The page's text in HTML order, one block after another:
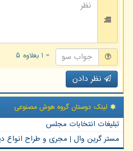
= ۱ بعلاوه ۵
نظر دادن
لینک دوستان گروه هوش مصنوعی
تبلیغات انتخابات مجلس
مستر گرین وال | مجری و طراح انواع